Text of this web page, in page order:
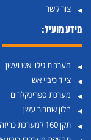
צור קשר
מידע מועיל:
מערכות גילוי אש ועשן
ציוד כיבוי אש
מערכת ספרינקלרים
חלון שחרור עשן
תקן 160 למערכת כריזה